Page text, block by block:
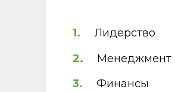
Лидерство
Менеджмент
Финансы